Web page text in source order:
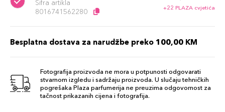
Šifra artikla
8016741562280
+22 PLAZA cvjetića
Besplatna dostava za narudžbe preko 100,00 KM
Fotografija proizvoda ne mora u potpunosti odgovarati
stvarnom izgledu i sadržaju proizvoda. U slučaju tehničkih
pogrešaka Plaza parfumerija ne preuzima odgovornost za
tačnost prikazanih cijena i fotografija.